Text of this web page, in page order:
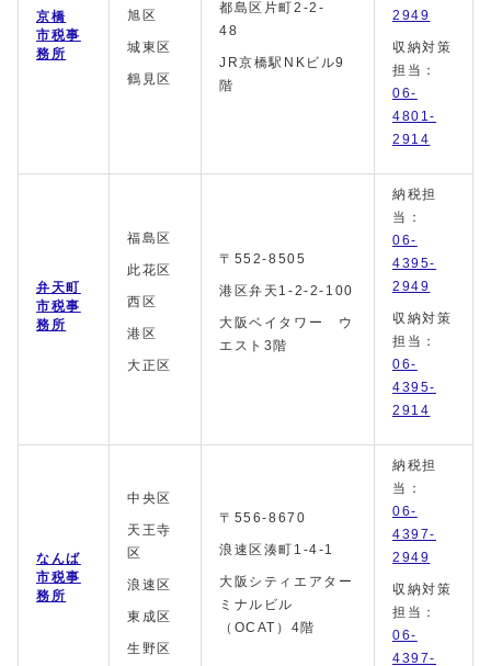
京橋
市税事
務所
旭区
城東区
鶴見区
都島区片町2-2-
48
JR京橋駅NKビル9
階
2949
収納対策
担当：
06-
4801-
2914
弁天町
市税事
務所
福島区
此花区
西区
港区
大正区
〒552-8505
港区弁天1-2-2-100
大阪ベイタワー ウ
エスト3階
納税担
当：
06-
4395-
2949
収納対策
担当：
06-
4395-
2914
なんば
市税事
務所
中央区
天王寺
区
浪速区
東成区
生野区
〒556-8670
浪速区湊町1-4-1
大阪シティエアター
ミナルビル
（OCAT）4階
納税担
当：
06-
4397-
2949
収納対策
担当：
06-
4397-